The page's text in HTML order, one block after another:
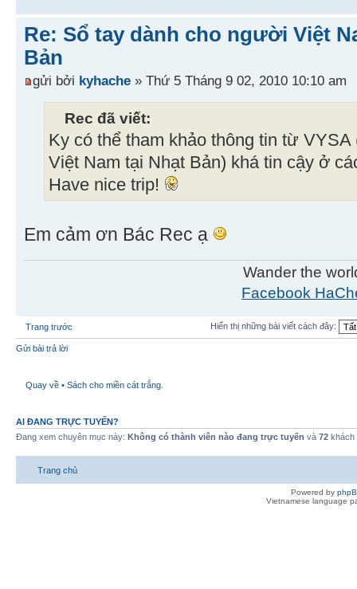
Re: Sổ tay dành cho người Việt
Bản
gửi bởi kyhache » Thứ 5 Tháng 9 02, 2010 10:10 am
Rec đã viết:
Ky có thể tham khảo thông tin từ
Việt Nam tại Nhạt Bản) khá tin cậy ở
Have nice trip!
Em cảm ơn Bác Rec ạ
Wander the
Facebook
Trang trước Hiển thị những bài viết cách đây:
Gửi bài trả lời
Quay về • Sách cho miền cát trắng.
AI ĐANG TRỰC TUYẾN?
Đang xem chuyên mục này: Không có thành viên nào đang trực tuyến và 72 khách
Trang chủ
Powered by
Vietnamese language